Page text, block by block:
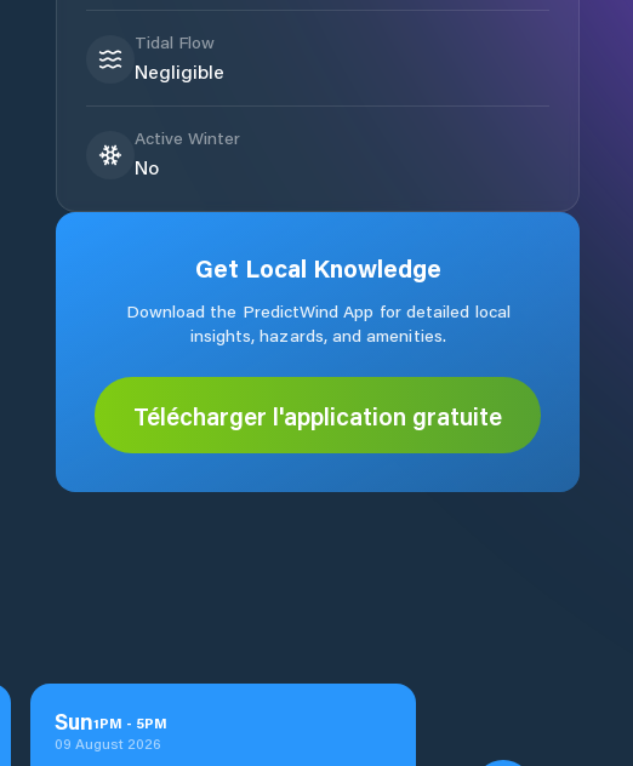
Tidal Flow
Negligible
Active Winter
No
Get Local Knowledge
Download the PredictWind App for detailed local
insights, hazards, and amenities.
Télécharger l'application gratuite
Sun1PM - 5PM
09 August 2026